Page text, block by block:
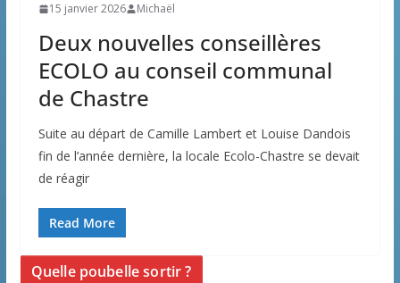
15 janvier 2026 Michaël
Deux nouvelles conseillères
ECOLO au conseil communal
de Chastre
Suite au départ de Camille Lambert et Louise Dandois
fin de l’année dernière, la locale Ecolo-Chastre se devait
de réagir
Read More
Quelle poubelle sortir ?